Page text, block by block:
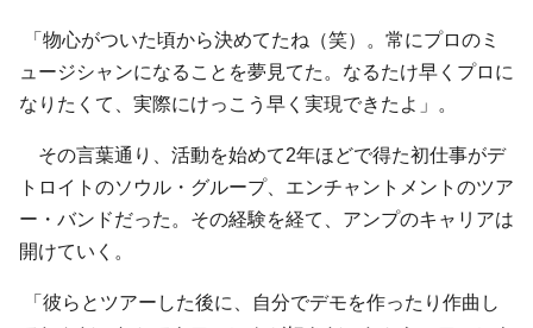
「物心がついた頃から決めてたね（笑）。常にプロのミ
ュージシャンになることを夢見てた。なるたけ早くプロに
なりたくて、実際にけっこう早く実現できたよ」。
その言葉通り、活動を始めて2年ほどで得た初仕事がデ
トロイトのソウル・グループ、エンチャントメントのツア
ー・バンドだった。その経験を経て、アンプのキャリアは
開けていく。
「彼らとツアーした後に、自分でデモを作ったり作曲し